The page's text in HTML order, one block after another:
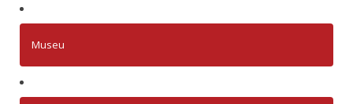
Museu